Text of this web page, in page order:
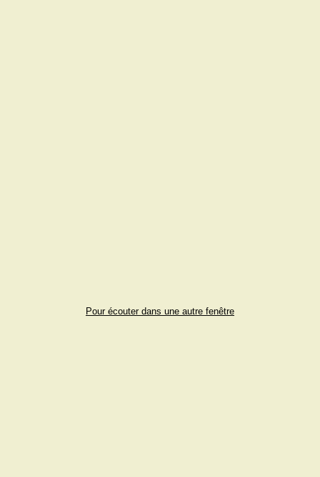
Pour écouter dans une autre fenêtre